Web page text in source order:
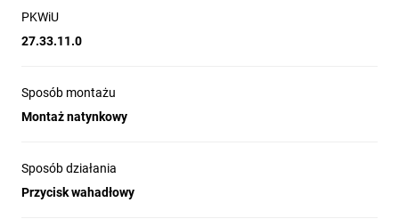
PKWiU
27.33.11.0
Sposób montażu
Montaż natynkowy
Sposób działania
Przycisk wahadłowy